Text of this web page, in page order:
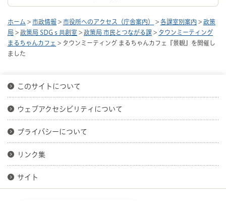
ホーム > 市政情報 > 市役所へのアクセス（庁舎案内） > 各課室別案内 > 政策
局 > 政策局 SDGｓ共創室 > 政策局 市民とつながる課 > タウンミーティング
まるちゃんカフェ > タウンミーティング まるちゃんカフェ『景観』を開催し
ました
このサイトについて
ウェブアクセシビリティについて
プライバシーについて
リンク集
サイト